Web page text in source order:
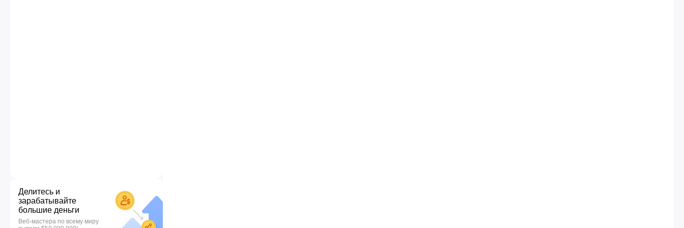
Делитесь и
зарабатывайте
большие деньги
Веб-мастера по всему миру